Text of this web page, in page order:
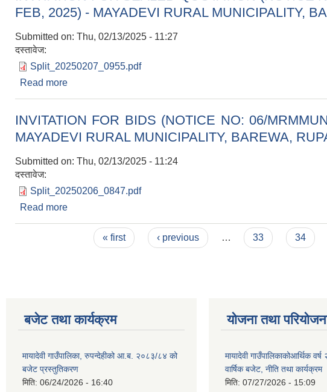
FEB, 2025) - MAYADEVI RURAL MUNICIPALITY,
Submitted on: Thu, 02/13/2025 - 11:27
दस्तावेज:
Split_20250207_0955.pdf
Read more
INVITATION FOR BIDS (NOTICE NO: 06/
MAYADEVI RURAL MUNICIPALITY, BAREWA,
Submitted on: Thu, 02/13/2025 - 11:24
दस्तावेज:
Split_20250206_0847.pdf
Read more
« first ‹ previous … 33 34
बजेट तथा कार्यक्रम
मायादेवी गाउँपालिका, रुपन्देहीको आ.ब. २०८३/८४ को
बजेट प्रस्तुतिकरण
मिति: 06/24/2026 - 16:40
योजना तथा
मायादेवी गाउँपालिकाकोआर्थिक
वार्षिक बजेट, नीति तथा कार्यक्रम
मिति: 07/27/2026 - 15:09